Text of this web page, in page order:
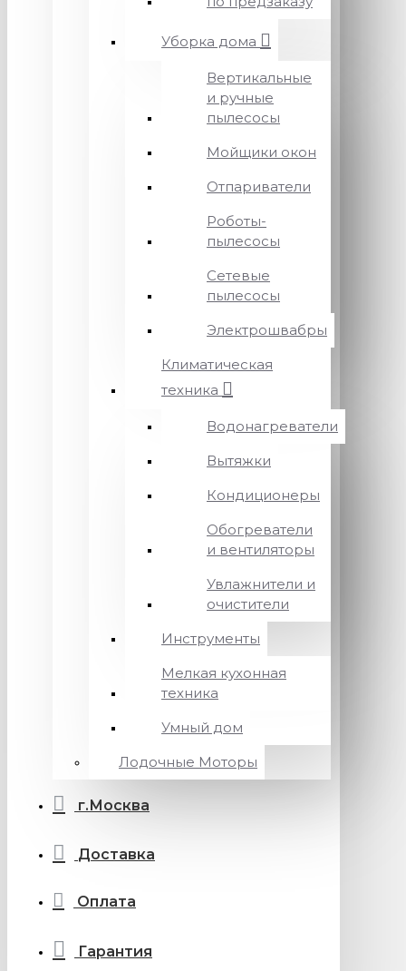
Уборка дома
Вертикальные
и ручные
пылесосы
Мойщики окон
Отпариватели
Роботы-
пылесосы
Сетевые
пылесосы
Электрошвабры
Климатическая
техника
Водонагреватели
Вытяжки
Кондиционеры
Обогреватели
и вентиляторы
Увлажнители и
очистители
Инструменты
Мелкая кухонная
техника
Умный дом
Лодочные Моторы
г.Москва
Доставка
Оплата
Гарантия